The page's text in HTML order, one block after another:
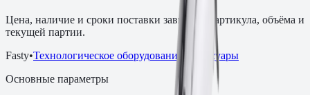
Цена, наличие и сроки поставки зависят от артикула, объёма и
текущей партии.
Fasty•Технологическое оборудование/аксессуары
Основные параметры